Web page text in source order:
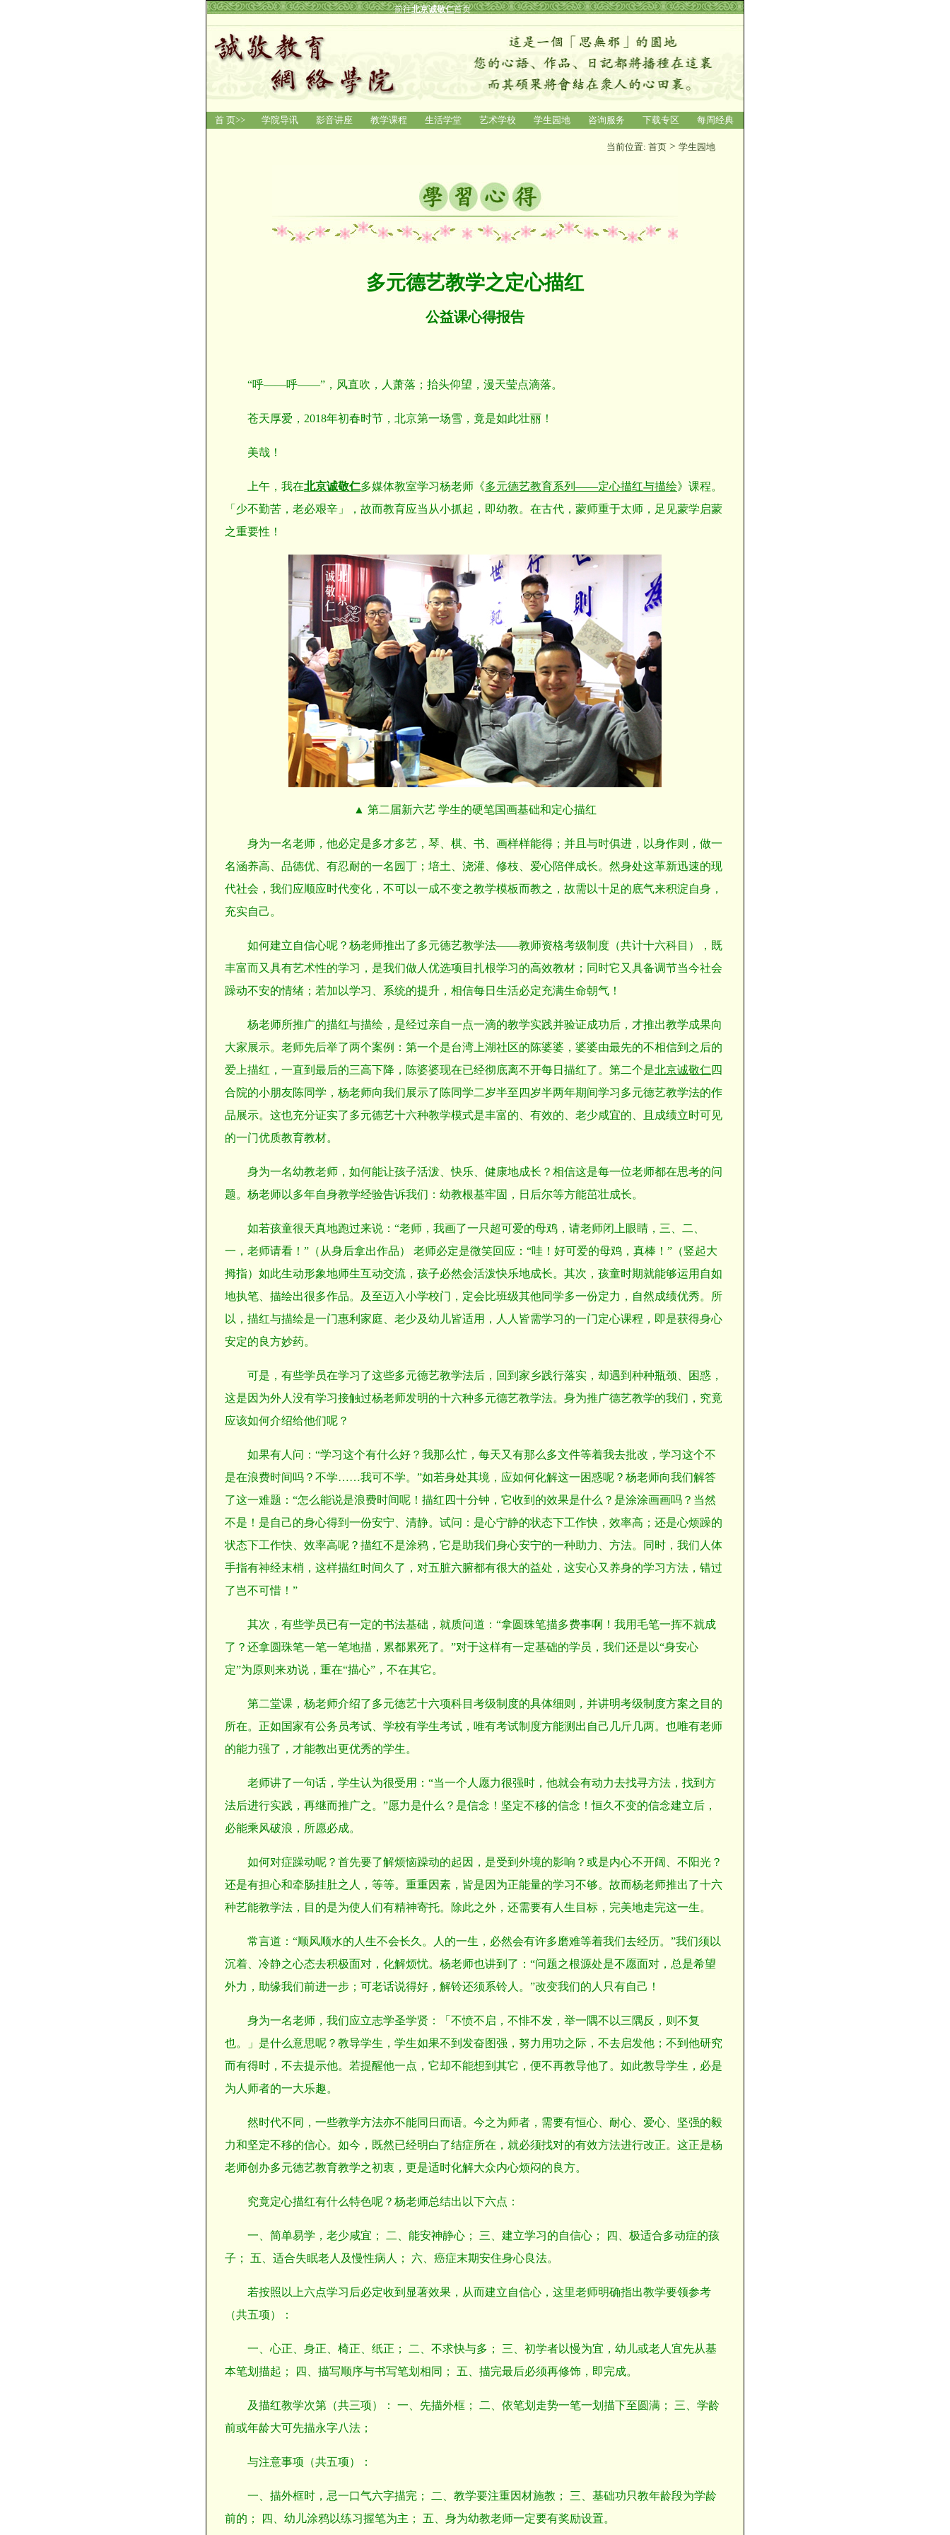
首 页>> 学院导讯 影音讲座 教学课程 生活学堂 艺术学校 学生园地 咨询服务 下载专区 每周经典
当前位置: 首页 > 学生园地
前往北京诚敬仁首页
多元德艺教学之定心描红
公益课心得报告
“呼——呼——”，风直吹，人萧落；抬头仰望，漫天莹点滴落。
苍天厚爱，2018年初春时节，北京第一场雪，竟是如此壮丽！
美哉！
上午，我在北京诚敬仁多媒体教室学习杨老师《多元德艺教育系列——定心描红与描绘》课程。
「少不勤苦，老必艰辛」，故而教育应当从小抓起，即幼教。在古代，蒙师重于太师，足见蒙学启蒙
之重要性！
▲ 第二届新六艺 学生的硬笔国画基础和定心描红
身为一名老师，他必定是多才多艺，琴、棋、书、画样样能得；并且与时俱进，以身作则，做一
名涵养高、品德优、有忍耐的一名园丁；培土、浇灌、修枝、爱心陪伴成长。然身处这革新迅速的现
代社会，我们应顺应时代变化，不可以一成不变之教学模板而教之，故需以十足的底气来积淀自身，
充实自己。
如何建立自信心呢？杨老师推出了多元德艺教学法——教师资格考级制度（共计十六科目），既
丰富而又具有艺术性的学习，是我们做人优选项目扎根学习的高效教材；同时它又具备调节当今社会
躁动不安的情绪；若加以学习、系统的提升，相信每日生活必定充满生命朝气！
杨老师所推广的描红与描绘，是经过亲自一点一滴的教学实践并验证成功后，才推出教学成果向
大家展示。老师先后举了两个案例：第一个是台湾上湖社区的陈婆婆，婆婆由最先的不相信到之后的
爱上描红，一直到最后的三高下降，陈婆婆现在已经彻底离不开每日描红了。第二个是北京诚敬仁 四
合院的小朋友陈同学，杨老师向我们展示了陈同学二岁半至四岁半两年期间学习多元德艺教学法的作
品展示。这也充分证实了多元德艺十六种教学模式是丰富的、有效的、老少咸宜的、且成绩立时可见
的一门优质教育教材。
身为一名幼教老师，如何能让孩子活泼、快乐、健康地成长？相信这是每一位老师都在思考的问
题。杨老师以多年自身教学经验告诉我们：幼教根基牢固，日后尔等方能茁壮成长。
如若孩童很天真地跑过来说：“老师，我画了一只超可爱的母鸡，请老师闭上眼睛，三、二、
一，老师请看！”（从身后拿出作品） 老师必定是微笑回应：“哇！好可爱的母鸡，真棒！”（竖起大
拇指）如此生动形象地师生互动交流，孩子必然会活泼快乐地成长。其次，孩童时期就能够运用自如
地执笔、描绘出很多作品。及至迈入小学校门，定会比班级其他同学多一份定力，自然成绩优秀。所
以，描红与描绘是一门惠利家庭、老少及幼儿皆适用，人人皆需学习的一门定心课程，即是获得身心
安定的良方妙药。
可是，有些学员在学习了这些多元德艺教学法后，回到家乡践行落实，却遇到种种瓶颈、困惑，
这是因为外人没有学习接触过杨老师发明的十六种多元德艺教学法。身为推广德艺教学的我们，究竟
应该如何介绍给他们呢？
如果有人问：“学习这个有什么好？我那么忙，每天又有那么多文件等着我去批改，学习这个不
是在浪费时间吗？不学……我可不学。”如若身处其境，应如何化解这一困惑呢？杨老师向我们解答
了这一难题：“怎么能说是浪费时间呢！描红四十分钟，它收到的效果是什么？是涂涂画画吗？当然
不是！是自己的身心得到一份安宁、清静。试问：是心宁静的状态下工作快，效率高；还是心烦躁的
状态下工作快、效率高呢？描红不是涂鸦，它是助我们身心安宁的一种助力、方法。同时，我们人体
手指有神经末梢，这样描红时间久了，对五脏六腑都有很大的益处，这安心又养身的学习方法，错过
了岂不可惜！”
其次，有些学员已有一定的书法基础，就质问道：“拿圆珠笔描多费事啊！我用毛笔一挥不就成
了？还拿圆珠笔一笔一笔地描，累都累死了。”对于这样有一定基础的学员，我们还是以“身安心
定”为原则来劝说，重在“描心”，不在其它。
第二堂课，杨老师介绍了多元德艺十六项科目考级制度的具体细则，并讲明考级制度方案之目的
所在。正如国家有公务员考试、学校有学生考试，唯有考试制度方能测出自己几斤几两。也唯有老师
的能力强了，才能教出更优秀的学生。
老师讲了一句话，学生认为很受用：“当一个人愿力很强时，他就会有动力去找寻方法，找到方
法后进行实践，再继而推广之。”愿力是什么？是信念！坚定不移的信念！恒久不变的信念建立后，
必能乘风破浪，所愿必成。
如何对症躁动呢？首先要了解烦恼躁动的起因，是受到外境的影响？或是内心不开阔、不阳光？
还是有担心和牵肠挂肚之人，等等。重重因素，皆是因为正能量的学习不够。故而杨老师推出了十六
种艺能教学法，目的是为使人们有精神寄托。除此之外，还需要有人生目标，完美地走完这一生。
常言道：“顺风顺水的人生不会长久。人的一生，必然会有许多磨难等着我们去经历。”我们须以
沉着、冷静之心态去积极面对，化解烦忧。杨老师也讲到了：“问题之根源处是不愿面对，总是希望
外力，助缘我们前进一步；可老话说得好，解铃还须系铃人。”改变我们的人只有自己！
身为一名老师，我们应立志学圣学贤：「不愤不启，不悱不发，举一隅不以三隅反，则不复
也。」是什么意思呢？教导学生，学生如果不到发奋图强，努力用功之际，不去启发他；不到他研究
而有得时，不去提示他。若提醒他一点，它却不能想到其它，便不再教导他了。如此教导学生，必是
为人师者的一大乐趣。
然时代不同，一些教学方法亦不能同日而语。今之为师者，需要有恒心、耐心、爱心、坚强的毅
力和坚定不移的信心。如今，既然已经明白了结症所在，就必须找对的有效方法进行改正。这正是杨
老师创办多元德艺教育教学之初衷，更是适时化解大众内心烦闷的良方。
究竟定心描红有什么特色呢？杨老师总结出以下六点：
一、简单易学，老少咸宜； 二、能安神静心； 三、建立学习的自信心； 四、极适合多动症的孩
子； 五、适合失眠老人及慢性病人； 六、癌症末期安住身心良法。
若按照以上六点学习后必定收到显著效果，从而建立自信心，这里老师明确指出教学要领参考
（共五项）：
一、心正、身正、椅正、纸正； 二、不求快与多； 三、初学者以慢为宜，幼儿或老人宜先从基
本笔划描起； 四、描写顺序与书写笔划相同； 五、描完最后必须再修饰，即完成。
及描红教学次第（共三项）： 一、先描外框； 二、依笔划走势一笔一划描下至圆满； 三、学龄
前或年龄大可先描永字八法；
与注意事项（共五项）：
一、描外框时，忌一口气六字描完； 二、教学要注重因材施教； 三、基础功只教年龄段为学龄
前的； 四、幼儿涂鸦以练习握笔为主； 五、身为幼教老师一定要有奖励设置。